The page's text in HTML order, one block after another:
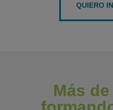
QUIERO
Más